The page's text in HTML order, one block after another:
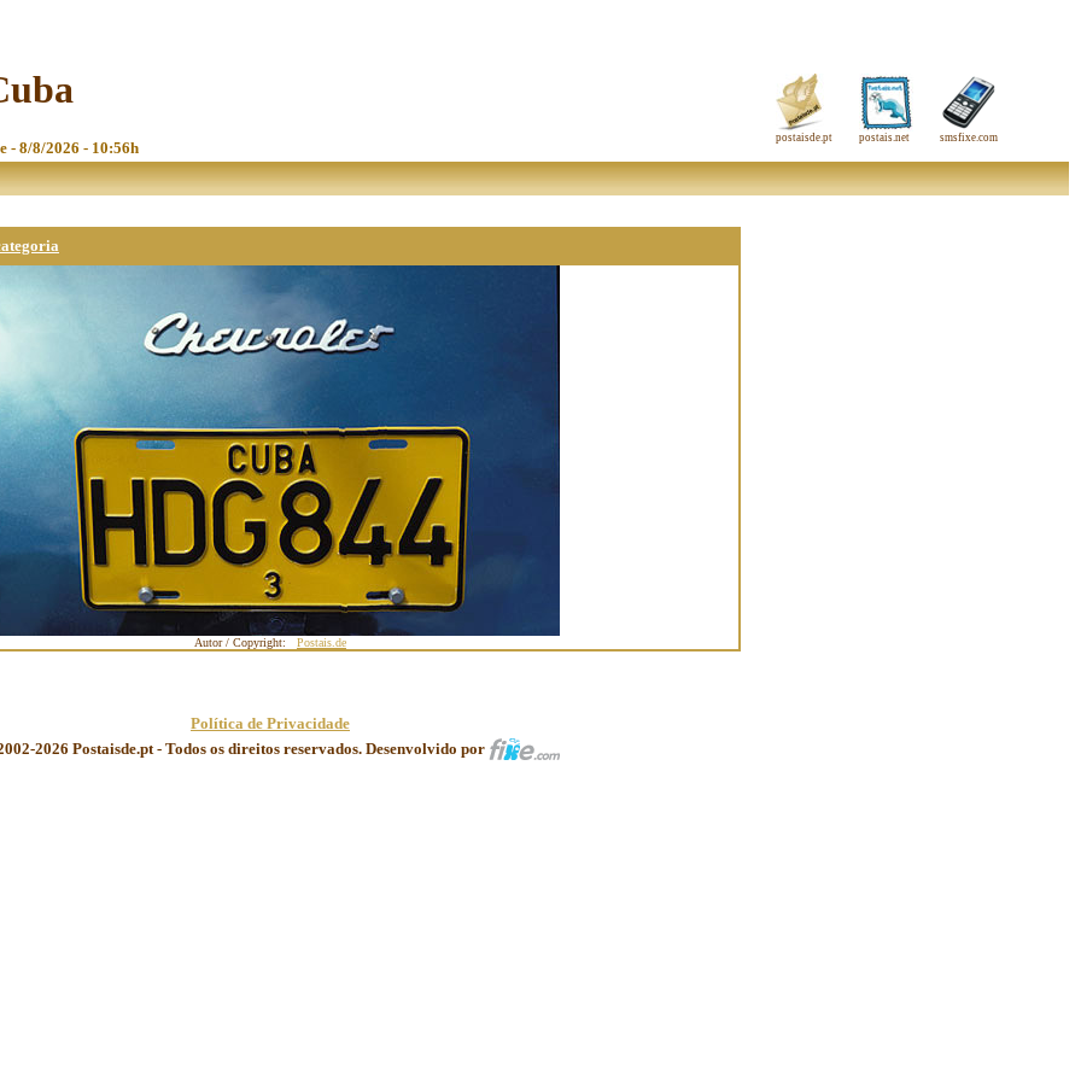
- 8/8/2026 - 10:56h
postaisde.pt postais.net smsfixe.com
Autor / Copyright: Postais.de
Política de Privacidade
2026 Postaisde.pt - Todos os direitos reservados. Desenvolvido por